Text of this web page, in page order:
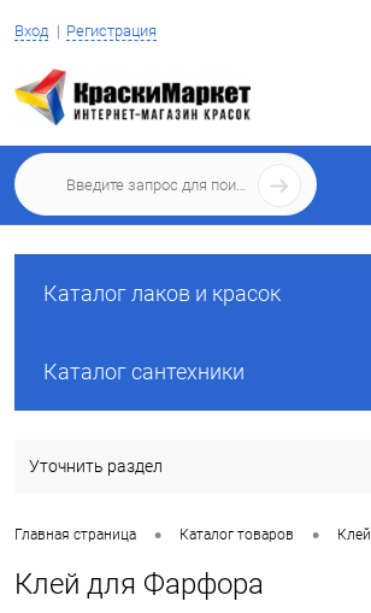
Вход Регистрация
Каталог лаков и красок
Каталог сантехники
Уточнить раздел
Главная страница • Каталог товаров • Клей
Клей для Фарфора